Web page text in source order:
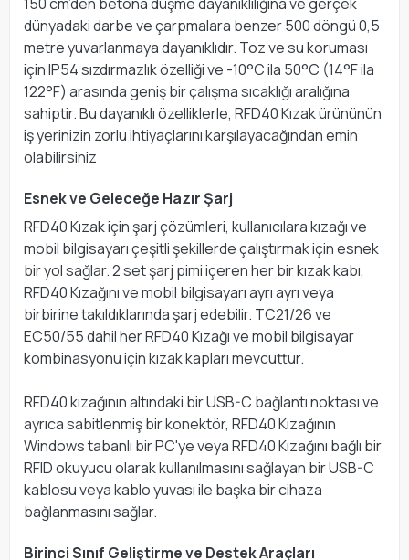
dünyadaki darbe ve çarpmalara benzer 500 döngü 0,5
metre yuvarlanmaya dayanıklıdır. Toz ve su koruması
için IP54 sızdırmazlık özelliği ve -10°C ila 50°C (14°F ila
122°F) arasında geniş bir çalışma sıcaklığı aralığına
sahiptir. Bu dayanıklı özelliklerle, RFD40 Kızak ürününün
iş yerinizin zorlu ihtiyaçlarını karşılayacağından emin
olabilirsiniz
Esnek ve Geleceğe Hazır Şarj
RFD40 Kızak için şarj çözümleri, kullanıcılara kızağı ve
mobil bilgisayarı çeşitli şekillerde çalıştırmak için esnek
bir yol sağlar. 2 set şarj pimi içeren her bir kızak kabı,
RFD40 Kızağını ve mobil bilgisayarı ayrı ayrı veya
birbirine takıldıklarında şarj edebilir. TC21/26 ve
EC50/55 dahil her RFD40 Kızağı ve mobil bilgisayar
kombinasyonu için kızak kapları mevcuttur.
RFD40 kızağının altındaki bir USB-C bağlantı noktası ve
ayrıca sabitlenmiş bir konektör, RFD40 Kızağının
Windows tabanlı bir PC'ye veya RFD40 Kızağını bağlı bir
RFID okuyucu olarak kullanılmasını sağlayan bir USB-C
kablosu veya kablo yuvası ile başka bir cihaza
bağlanmasını sağlar.
Birinci Sınıf Geliştirme ve Destek Araçları